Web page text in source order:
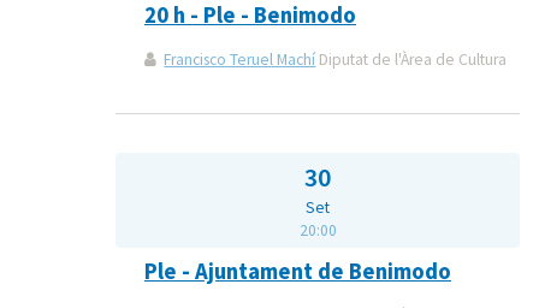
20 h - Ple - Benimodo
Francisco Teruel Machí Diputat de l'Àrea de Cultura
30
Set
20:00
Ple - Ajuntament de Benimodo